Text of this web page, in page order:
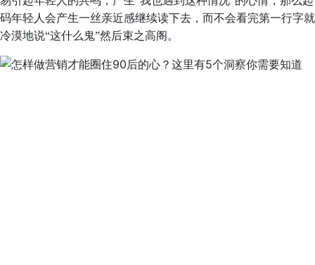
码年轻人会产生一丝亲近感继续读下去，而不会看完第一行字就
冷漠地说“这什么鬼”然后束之高阁。